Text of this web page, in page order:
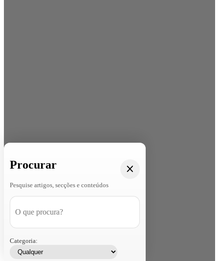
Procurar
Pesquise artigos, secções e conteúdos
Categoria: